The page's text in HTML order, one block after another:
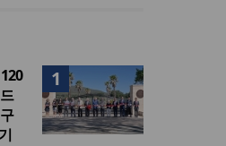
캠퍼스 영구 사용 승
개발 기반 확보
1